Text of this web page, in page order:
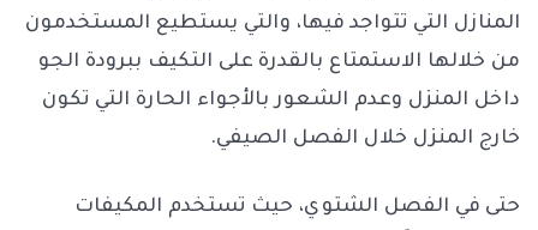
المنازل التي تتواجد فيها، والتي يستطيع المستخدمون
من خلالها الاستمتاع بالقدرة على التكيف ببرودة الجو
داخل المنزل وعدم الشعور بالأجواء الحارة التي تكون
خارج المنزل خلال الفصل الصيفي.
حتى في الفصل الشتوي، حيث تستخدم المكيفات